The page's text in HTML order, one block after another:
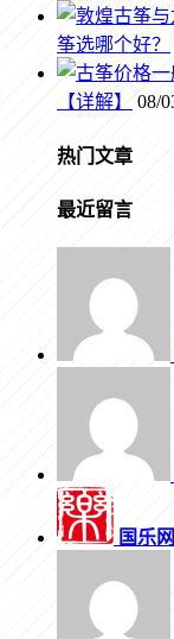
筝选哪个好？
【详解】
08/
热门文章
最近留言
国乐网